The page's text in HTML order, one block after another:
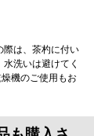
際は、茶杓に付い
洗いは避けてく
機のご使用もお